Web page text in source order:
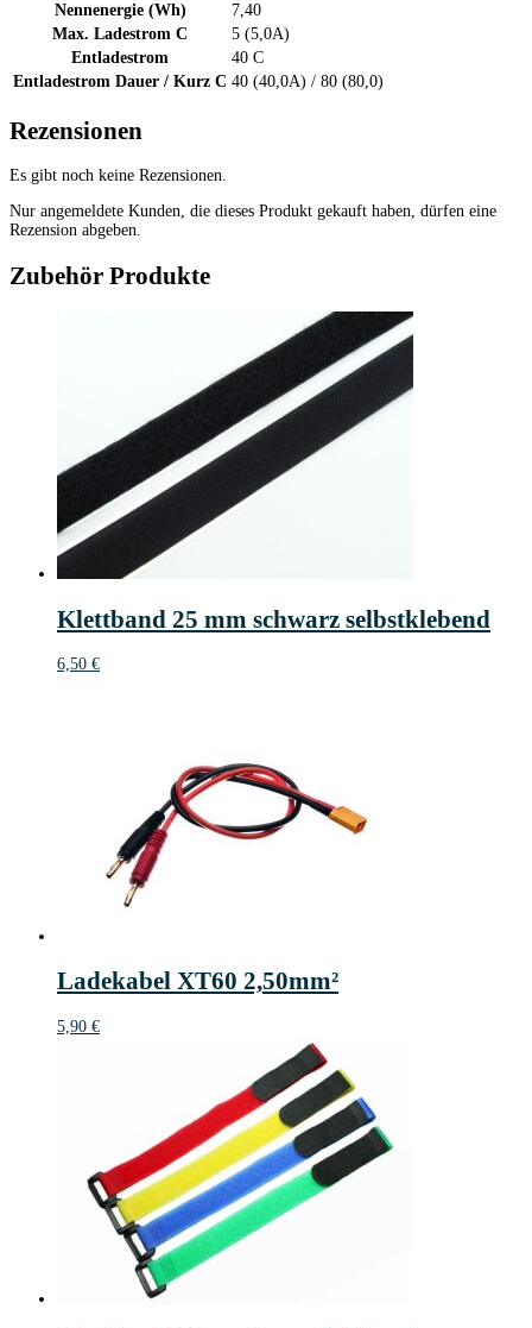
Nennenergie (Wh)
7,40
Max. Ladestrom C
5 (5,0A)
Entladestrom
40 C
Entladestrom Dauer / Kurz C 40 (40,0A) / 80 (80,0)
Rezensionen
Es gibt noch keine Rezensionen.
Nur angemeldete Kunden, die dieses Produkt gekauft haben, dürfen eine
Rezension abgeben.
Zubehör Produkte
Klettband 25 mm schwarz selbstklebend
6,50 €
Ladekabel XT60 2,50mm²
5,90 €